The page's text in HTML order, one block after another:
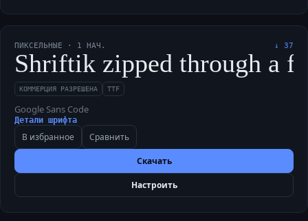
ПИКСЕЛЬНЫЕ · 1 НАЧ. ↓ 37
Shriftik zipped through a
КОММЕРЦИЯ РАЗРЕШЕНА TTF
Google Sans Code
Детали шрифта
В избранное Сравнить
Скачать
Настроить